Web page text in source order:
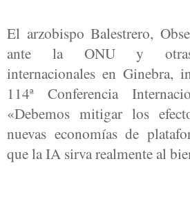
El arzobispo Balestrero,
ante la ONU y otras
internacionales en Ginebra,
114ª Conferencia
«Debemos mitigar los
nuevas economías de
que la IA sirva realmente al